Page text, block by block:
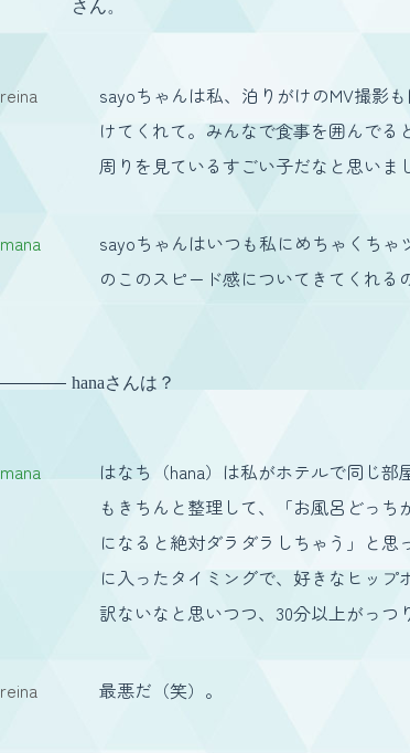
さん。
reina
sayoちゃんは私、泊りがけのMV撮影
けてくれて。みんなで食事を囲んで
周りを見ているすごい子だなと思いま
mana
sayoちゃんはいつも私にめちゃくち
のこのスピード感についてきてくれる
hanaさんは？
mana
はなち（hana）は私がホテルで同じ
もきちんと整理して、「お風呂どっ
になると絶対ダラダラしちゃう」と
に入ったタイミングで、好きなヒッ
訳ないなと思いつつ、30分以上がっ
reina 最悪だ（笑）。